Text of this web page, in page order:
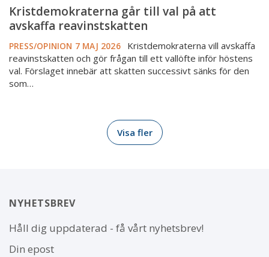
Kristdemokraterna går till val på att
avskaffa reavinstskatten
PRESS/OPINION 7 MAJ 2026
Kristdemokraterna vill avskaffa
reavinstskatten och gör frågan till ett vallöfte inför höstens
val. Förslaget innebär att skatten successivt sänks för den
som…
Visa fler
NYHETSBREV
Håll dig uppdaterad - få vårt nyhetsbrev!
Din epost